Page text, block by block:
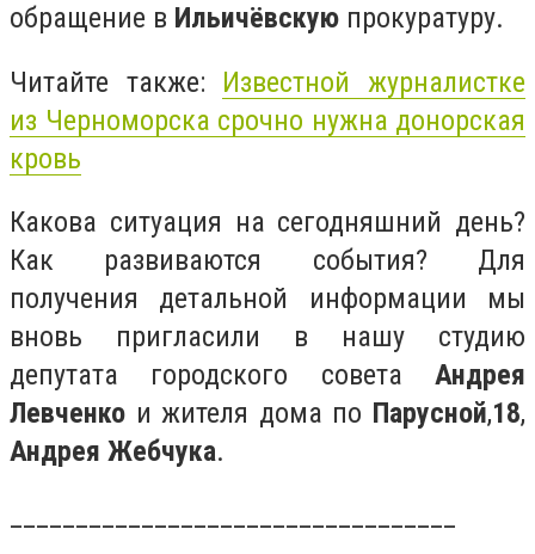
обращение в Ильичёвскую прокуратуру.
Читайте также: Известной журналистке
из Черноморска срочно нужна донорская
кровь
Какова ситуация на сегодняшний день?
Как развиваются события? Для
получения детальной информации мы
вновь пригласили в нашу студию
депутата городского совета Андрея
Левченко и жителя дома по Парусной,18,
Андрея Жебчука.